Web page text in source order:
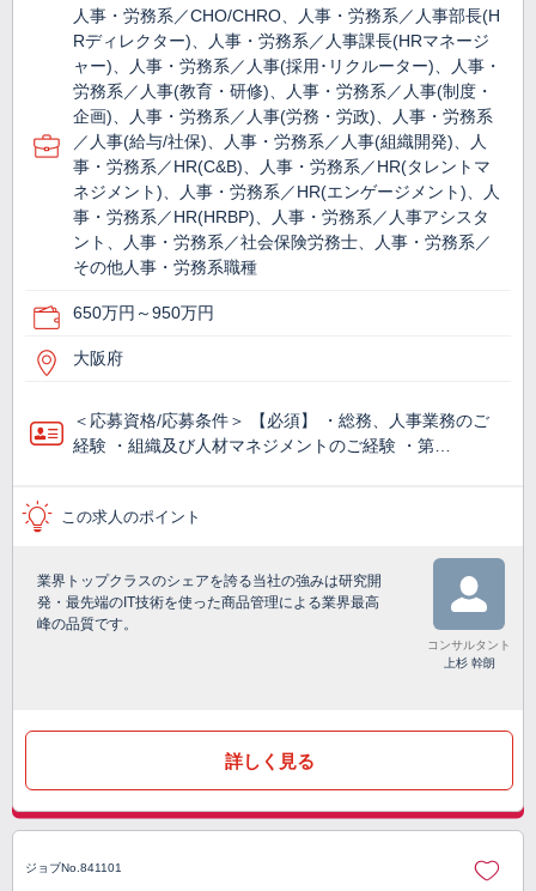
人事・労務系／CHO/CHRO、人事・労務系／人事部長(H
Rディレクター)、人事・労務系／人事課長(HRマネージ
ャー)、人事・労務系／人事(採用･リクルーター)、人事・
労務系／人事(教育・研修)、人事・労務系／人事(制度・
企画)、人事・労務系／人事(労務・労政)、人事・労務系
／人事(給与/社保)、人事・労務系／人事(組織開発)、人
事・労務系／HR(C&B)、人事・労務系／HR(タレントマ
ネジメント)、人事・労務系／HR(エンゲージメント)、人
事・労務系／HR(HRBP)、人事・労務系／人事アシスタ
ント、人事・労務系／社会保険労務士、人事・労務系／
その他人事・労務系職種
650万円～950万円
大阪府
＜応募資格/応募条件＞ 【必須】 ・総務、人事業務のご
経験 ・組織及び人材マネジメントのご経験 ・第…
この求人のポイント
業界トップクラスのシェアを誇る当社の強みは研究開
発・最先端のIT技術を使った商品管理による業界最高
峰の品質です。
コンサルタント
上杉 幹朗
詳しく見る
ジョブNo.841101